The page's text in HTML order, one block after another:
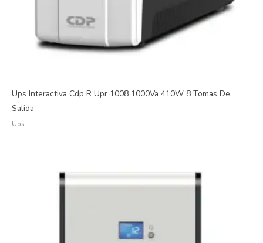
Ups Interactiva Cdp R Upr 1008 1000Va 410W 8 Tomas De
Salida
Ups